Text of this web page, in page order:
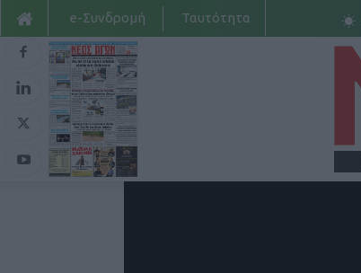
e-Συνδρομή Ταυτότητα